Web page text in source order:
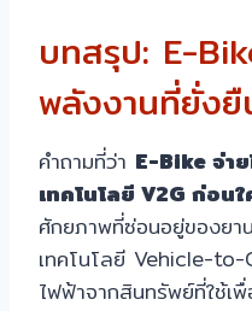
บทสรุป: E-
พลังงานที่ยั่งยื
คำถามที่ว่า E-Bike จ่า
เทคโนโลยี V2G ก่อน
ศักยภาพที่ซ่อนอยู่ของยา
เทคโนโลยี Vehicle-to-
ไฟฟ้าจากสินทรัพย์ที่ใช้เ